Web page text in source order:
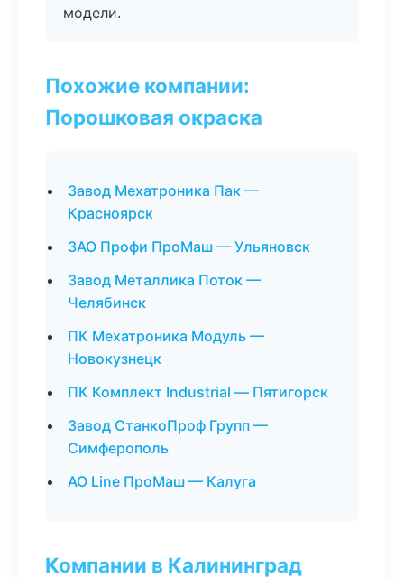
модели.
Похожие компании:
Порошковая окраска
Завод Мехатроника Пак —
Красноярск
ЗАО Профи ПроМаш — Ульяновск
Завод Металлика Поток —
Челябинск
ПК Мехатроника Модуль —
Новокузнецк
ПК Комплект Industrial — Пятигорск
Завод СтанкоПроф Групп —
Симферополь
АО Line ПроМаш — Калуга
Компании в Калининград